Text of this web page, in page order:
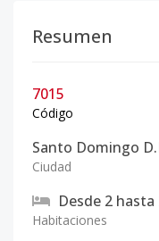
Resumen
7015
Código
Santo Domingo
Ciudad
Desde 2 hasta
Habitaciones